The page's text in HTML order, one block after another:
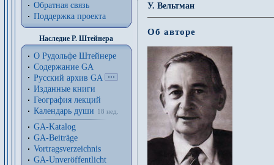
Обратная связь
Поддержка проекта
Наследие Р. Штейнера
О Рудольфе Штейнере
Содержание GA
Русский архив GA
Изданные книги
География лекций
Календарь души
18 нед.
GA-Katalog
GA-Beiträge
Vortragsverzeichnis
GA-Unveröffentlicht
У. Вельтман
Об авторе